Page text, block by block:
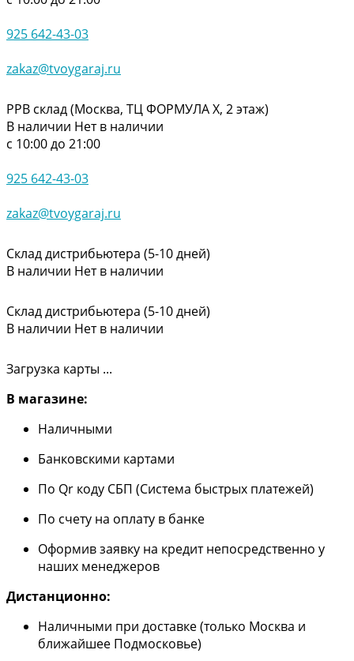
925 642-43-03
zakaz@tvoygaraj.ru
РРВ склад (Москва, ТЦ ФОРМУЛА Х, 2 этаж)
В наличии Нет в наличии
с 10:00 до 21:00
925 642-43-03
zakaz@tvoygaraj.ru
Склад дистрибьютера (5-10 дней)
В наличии Нет в наличии
Склад дистрибьютера (5-10 дней)
В наличии Нет в наличии
Загрузка карты ...
В магазине:
Наличными
Банковскими картами
По Qr коду СБП (Система быстрых платежей)
По счету на оплату в банке
Оформив заявку на кредит непосредственно у
наших менеджеров
Дистанционно:
Наличными при доставке (только Москва и
ближайшее Подмосковье)